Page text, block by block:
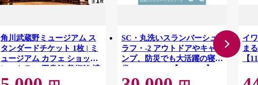
角川武蔵野ミュージアム ス
タンダードチケット 1枚 | ミ
ュージアム カフェ ショップ
レストラン 図書館 美術館 博
物館 アート 文化複合施設 文
SC・丸洗いスランバーシュ
ラフ・-2 アウトドアやキャ
ンプ、防災でも大活躍の寝
袋! 72602035【1663767】
イ
ま
【